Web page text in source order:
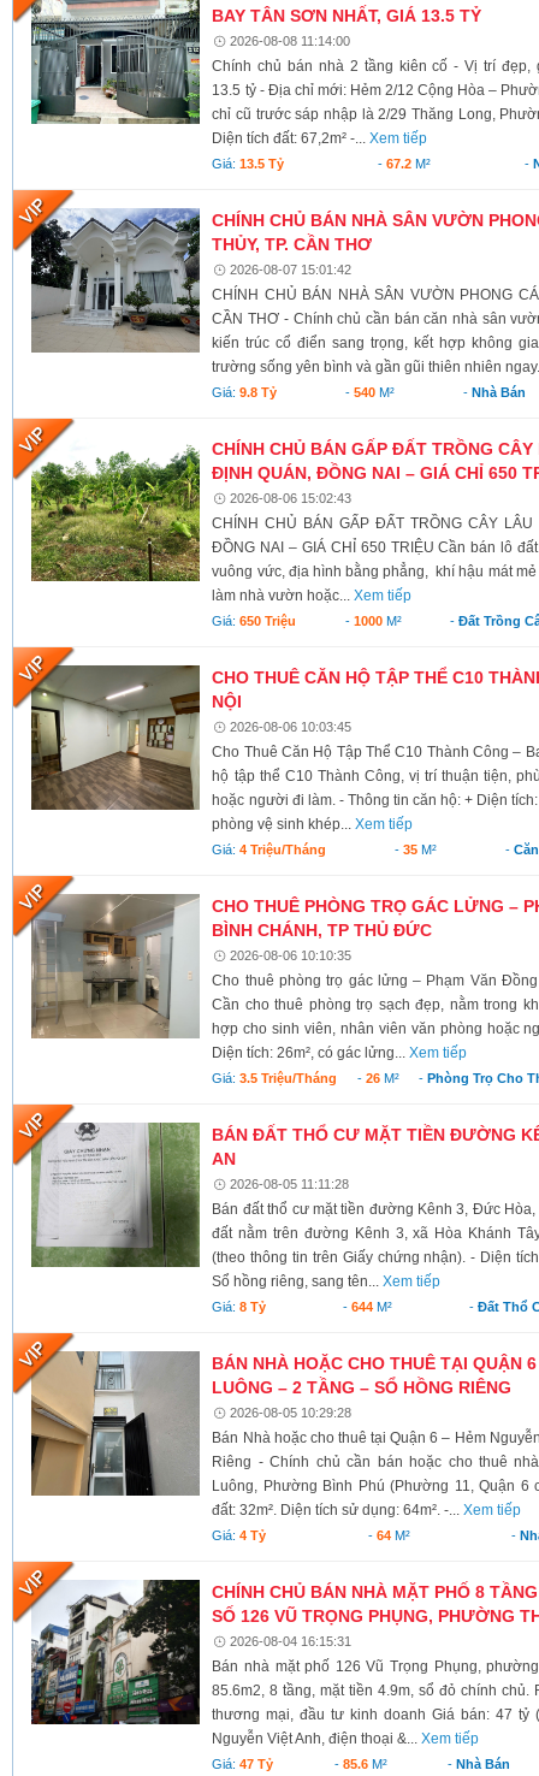
BAY TÂN SƠN NHẤT, GIÁ 13.5 TỶ
2026-08-08 11:14:00
Chính chủ bán nhà 2 tầng kiên cố - Vị trí đẹp,
13.5 tỷ - Địa chỉ mới: Hẻm 2/12 Cộng Hòa –
chỉ cũ trước sáp nhập là 2/29 Thăng Long,
Diện tích đất: 67,2m² -...Xem tiếp
Giá:13.5 Tỷ -67.2 M² -
CHÍNH CHỦ BÁN NHÀ SÂN VƯỜN
THỦY, TP. CẦN THƠ
2026-08-07 15:01:42
CHÍNH CHỦ BÁN NHÀ SÂN VƯỜN PHONG
CẦN THƠ - Chính chủ cần bán căn nhà sân
kiến trúc cổ điển sang trọng, kết hợp không
trường sống yên bình và gần gũi thiên nhiên
Giá:9.8 Tỷ -540 M² - Nhà Bán
CHÍNH CHỦ BÁN GẤP ĐẤT TRỒNG
ĐỊNH QUÁN, ĐỒNG NAI – GIÁ CHỈ 650
2026-08-06 15:02:43
CHÍNH CHỦ BÁN GẤP ĐẤT TRỒNG CÂY LÂU
ĐỒNG NAI – GIÁ CHỈ 650 TRIỆU Cần bán lô
vuông vức, địa hình bằng phẳng, khí hậu mát
làm nhà vườn hoặc...Xem tiếp
Giá:650 Triệu - 1000M² -Đất Trồng
CHO THUÊ CĂN HỘ TẬP THỂ C10
NỘI
2026-08-06 10:03:45
Cho Thuê Căn Hộ Tập Thể C10 Thành Công –
hộ tập thể C10 Thành Công, vị trí thuận tiện,
hoặc người đi làm. - Thông tin căn hộ: + Diện
phòng vệ sinh khép...Xem tiếp
Giá:4 Triệu/tháng -35 M² -
CHO THUÊ PHÒNG TRỌ GÁC LỬNG –
BÌNH CHÁNH, TP THỦ ĐỨC
2026-08-06 10:10:35
Cho thuê phòng trọ gác lửng – Phạm Văn
Cần cho thuê phòng trọ sạch đẹp, nằm trong
hợp cho sinh viên, nhân viên văn phòng hoặc
Diện tích: 26m², có gác lửng...Xem tiếp
Giá:3.5 Triệu/tháng - 26M² -Phòng Trọ Cho
BÁN ĐẤT THỔ CƯ MẶT TIỀN ĐƯỜNG
AN
2026-08-05 11:11:28
Bán đất thổ cư mặt tiền đường Kênh 3, Đức
đất nằm trên đường Kênh 3, xã Hòa Khánh
(theo thông tin trên Giấy chứng nhận). - Diện
Sổ hồng riêng, sang tên...Xem tiếp
Giá:8 Tỷ -644 M² - Đất Thổ
BÁN NHÀ HOẶC CHO THUÊ TẠI QUẬN
LUÔNG – 2 TẦNG – SỔ HỒNG RIÊNG
2026-08-05 10:29:28
Bán Nhà hoặc cho thuê tại Quận 6 – Hẻm
Riêng - Chính chủ cần bán hoặc cho thuê
Luông, Phường Bình Phú (Phường 11, Quận 6
đất: 32m². Diện tích sử dụng: 64m². -...Xem tiếp
Giá:4 Tỷ - 64M² -
CHÍNH CHỦ BÁN NHÀ MẶT PHỐ 8
SỐ 126 VŨ TRỌNG PHỤNG, PHƯỜNG
2026-08-04 16:15:31
Bán nhà mặt phố 126 Vũ Trọng Phụng,
85.6m2, 8 tầng, mặt tiền 4.9m, sổ đỏ chính
thương mại, đầu tư kinh doanh Giá bán: 47
Nguyễn Việt Anh, điện thoại &...Xem tiếp
Giá:47 Tỷ - 85.6M² - Nhà Bán